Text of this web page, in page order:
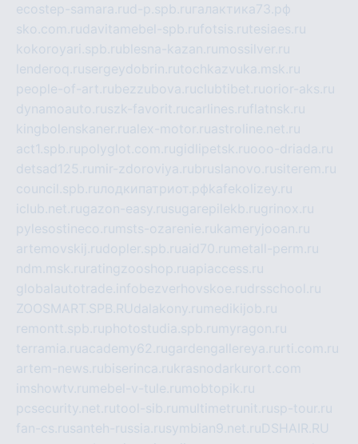
ecostep-samara.rud-p.spb.ru галактика73.рф
sko.com.rudavitamebel-spb.rufotsis.rutesiaes.ru
kokoroyari.spb.rublesna-kazan.ru mossilver.ru
lenderoq.rusergeydobrin.rutochkazvuka.msk.ru
people-of-art.rubezzubova.ruclubtibet.ruorior-aks.ru
dynamoauto.ruszk-favorit.rucarlines.ruflatnsk.ru
kingbolenskaner.rualex-motor.ruastroline.net.ru
act1.spb.rupolyglot.com.rugidlipetsk.ruooo-driada.ru
detsad125.ru mir-zdoroviya.rubruslanovo.rusiterem.ru
council.spb.ruлодкипатриот.рфkafekolizey.ru
iclub.net.rugazon-easy.rusugarepilekb.rugrinox.ru
pylesostineco.ru msts-ozarenie.rukameryjooan.ru
artemovskij.rudopler.spb.ruaid70.ru metall-perm.ru
ndm.msk.ru ratingzooshop.ruapiaccess.ru
globalautotrade.info bezverhovskoe.rudrsschool.ru
ZOOSMART.SPB.RUdalakony.ru medikijob.ru
remontt.spb.ruphotostudia.spb.ru myragon.ru
terramia.ruacademy62.rugardengallereya.ru rti.com.ru
artem-news.rubiserinca.rukrasnodarkurort.com
imshowtv.ru mebel-v-tule.ru mobtopik.ru
pcsecurity.net.rutool-sib.ru multimetrunit.rusp-tour.ru
fan-cs.rusanteh-russia.rusymbian9.net.ruDSHAIR.RU